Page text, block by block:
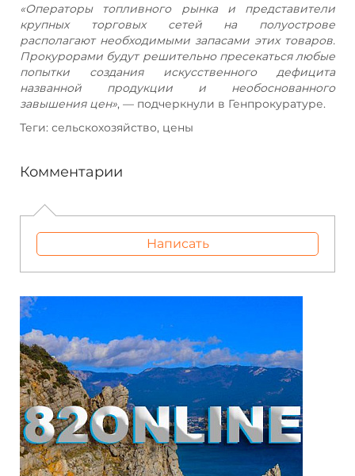
«Операторы топливного рынка и представители
крупных торговых сетей на полуострове
располагают необходимыми запасами этих товаров.
Прокурорами будут решительно пресекаться любые
попытки создания искусственного дефицита
названной продукции и необоснованного
завышения цен», — подчеркнули в Генпрокуратуре.
Теги: сельскохозяйство, цены
Комментарии
Написать